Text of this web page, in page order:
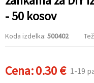
- 50 kosov
Koda izdelka: 500402
Cena:0.30 € 1-19